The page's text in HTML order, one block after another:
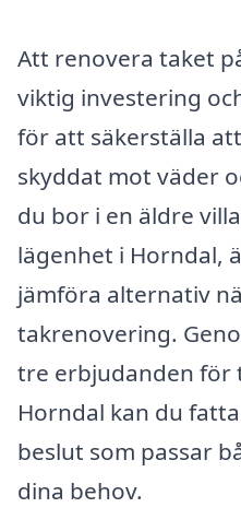
Att renovera taket
viktig investering
för att säkerställa
skyddat mot väder
du bor i en äldre
lägenhet i Horndal,
jämföra alternativ
takrenovering.
tre erbjudanden för
Horndal kan du
beslut som passar
dina behov.